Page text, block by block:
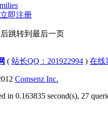
立即注册
跳转到最后一页
( 站长QQ：201922994 ) 在线
Comsenz Inc.
in 0.163835 second(s), 27